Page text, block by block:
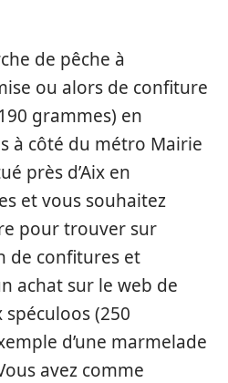
de pêche à
ou alors de confiture
grammes) en
à côté du métro Mairie
près d’Aix en
et vous souhaitez
pour trouver sur
de confitures et
achat sur le web de
(250
d’une marmelade
avez comme